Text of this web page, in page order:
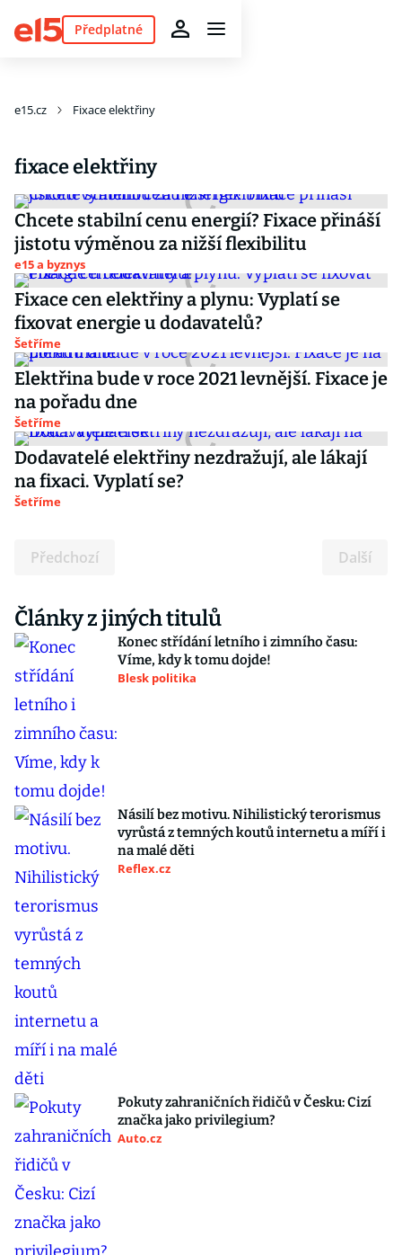
Předplatné
e15.cz Fixace elektřiny
fixace elektřiny
Chcete stabilní cenu energií? Fixace přináší
jistotu výměnou za nižší flexibilitu
e15 a byznys
Fixace cen elektřiny a plynu: Vyplatí se
fixovat energie u dodavatelů?
Šetříme
Elektřina bude v roce 2021 levnější. Fixace je
na pořadu dne
Šetříme
Dodavatelé elektřiny nezdražují, ale lákají
na fixaci. Vyplatí se?
Šetříme
Předchozí Další
Články z jiných titulů
Konec střídání letního i zimního času:
Víme, kdy k tomu dojde!
Blesk politika
Násilí bez motivu. Nihilistický terorismus
vyrůstá z temných koutů internetu a míří i
na malé děti
Reflex.cz
Pokuty zahraničních řidičů v Česku: Cizí
značka jako privilegium?
Auto.cz